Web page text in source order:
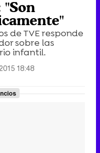
de TVE responde
sobre las
infantil.
18:48